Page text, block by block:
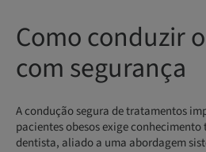
Como conduzir
com segurança
A condução segura de tratamentos
pacientes obesos exige
dentista, aliado a uma abordagem